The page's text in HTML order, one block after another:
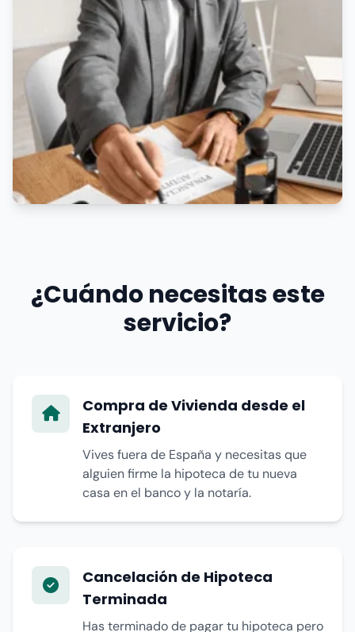
¿Cuándo necesitas este
servicio?
Compra de Vivienda desde el
Extranjero
Vives fuera de España y necesitas que
alguien firme la hipoteca de tu nueva
casa en el banco y la notaría.
Cancelación de Hipoteca
Terminada
Has terminado de pagar tu hipoteca pero